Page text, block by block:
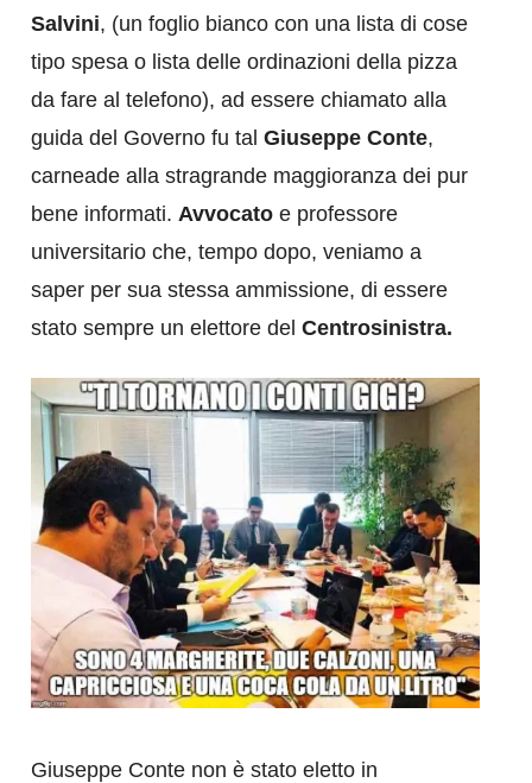
Salvini, (un foglio bianco con una lista di cose
tipo spesa o lista delle ordinazioni della pizza
da fare al telefono), ad essere chiamato alla
guida del Governo fu tal Giuseppe Conte,
carneade alla stragrande maggioranza dei pur
bene informati. Avvocato e professore
universitario che, tempo dopo, veniamo a
saper per sua stessa ammissione, di essere
stato sempre un elettore del Centrosinistra.
Giuseppe Conte non è stato eletto in